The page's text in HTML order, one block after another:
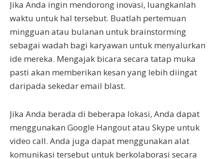
Jika Anda ingin mendorong inovasi, luangkanlah
waktu untuk hal tersebut. Buatlah pertemuan
mingguan atau bulanan untuk brainstorming
sebagai wadah bagi karyawan untuk menyalurkan
ide mereka. Mengajak bicara secara tatap muka
pasti akan memberikan kesan yang lebih diingat
daripada sekedar email blast.
Jika Anda berada di beberapa lokasi, Anda dapat
menggunakan Google Hangout atau Skype untuk
video call. Anda juga dapat menggunakan alat
komunikasi tersebut untuk berkolaborasi secara